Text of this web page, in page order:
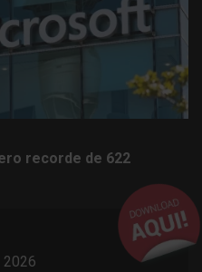
recorde de 622
2026